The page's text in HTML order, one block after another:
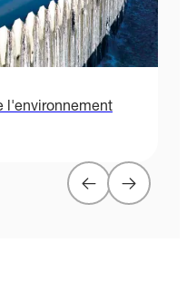
l'environnement